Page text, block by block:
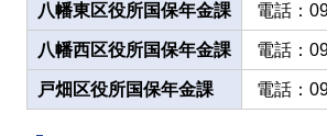
八幡東区役所国保年金課 電話：
八幡西区役所国保年金課 電話：
戸畑区役所国保年金課 電話：